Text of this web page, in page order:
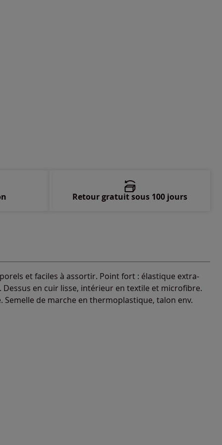
et faciles à assortir. Point fort : élastique extra-
en cuir lisse, intérieur en textile et microfibre.
Semelle de marche en thermoplastique, talon env.
Retour gratuit sous 100 jours